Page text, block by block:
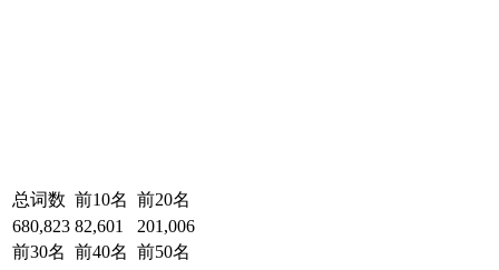
总词数 前10名 前20名
680,823 82,601
201,006
前30名 前40名 前50名